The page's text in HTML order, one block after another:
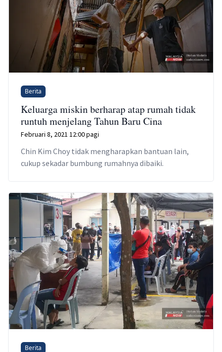
Berita
Keluarga miskin berharap atap rumah tidak
runtuh menjelang Tahun Baru Cina
Februari 8, 2021 12:00 pagi
Chin Kim Choy tidak mengharapkan bantuan lain,
cukup sekadar bumbung rumahnya dibaiki.
Berita